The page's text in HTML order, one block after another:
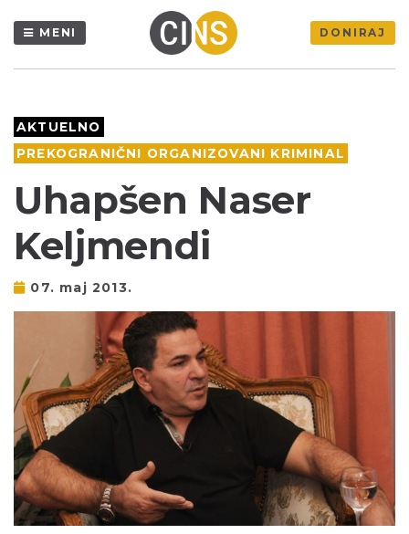
MENI DONIRAJ
AKTUELNO
PREKOGRANIČNI ORGANIZOVANI KRIMINAL
Uhapšen Naser
Keljmendi
07. maj 2013.